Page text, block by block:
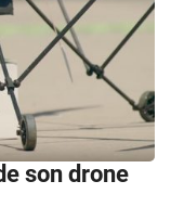
son drone